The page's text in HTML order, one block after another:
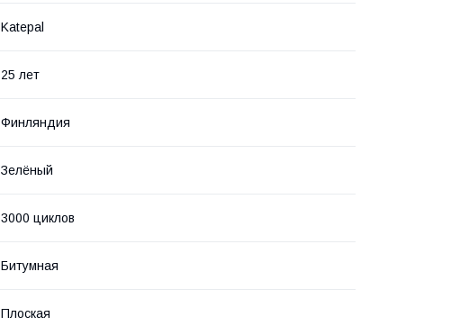
Katepal
25 лет
Финляндия
Зелёный
3000 циклов
Битумная
Плоская